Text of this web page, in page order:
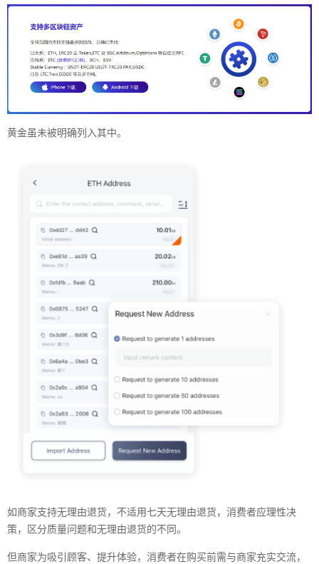
黄金虽未被明确列入其中。
如商家支持无理由退货，不适用七天无理由退货，消费者应理性决
策，区分质量问题和无理由退货的不同。
但商家为吸引顾客、提升体验，消费者在购买前需与商家充实交流，